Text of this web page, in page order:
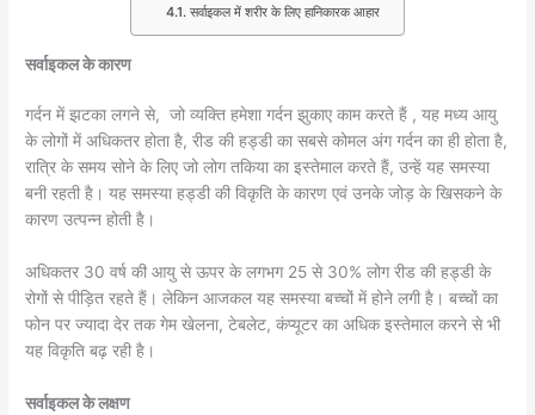
सर्वाइकल में शरीर के लिए हानिकारक आहार
सर्वाइकल के कारण
गर्दन में झटका लगने से, जो व्यक्ति हमेशा गर्दन झुकाए काम करते हैं , यह मध्य आयु
के लोगों में अधिकतर होता है, रीड की हड्डी का सबसे कोमल अंग गर्दन का ही होता है,
रात्रि के समय सोने के लिए जो लोग तकिया का इस्तेमाल करते हैं, उन्हें यह समस्या
बनी रहती है। यह समस्या हड्डी की विकृति के कारण एवं उनके जोड़ के खिसकने के
कारण उत्पन्न होती है।
अधिकतर 30 वर्ष की आयु से ऊपर के लगभग 25 से 30% लोग रीड की हड्डी के
रोगों से पीड़ित रहते हैं। लेकिन आजकल यह समस्या बच्चों में होने लगी है। बच्चों का
फोन पर ज्यादा देर तक गेम खेलना, टेबलेट, कंप्यूटर का अधिक इस्तेमाल करने से भी
यह विकृति बढ़ रही है।
सर्वाइकल के लक्षण